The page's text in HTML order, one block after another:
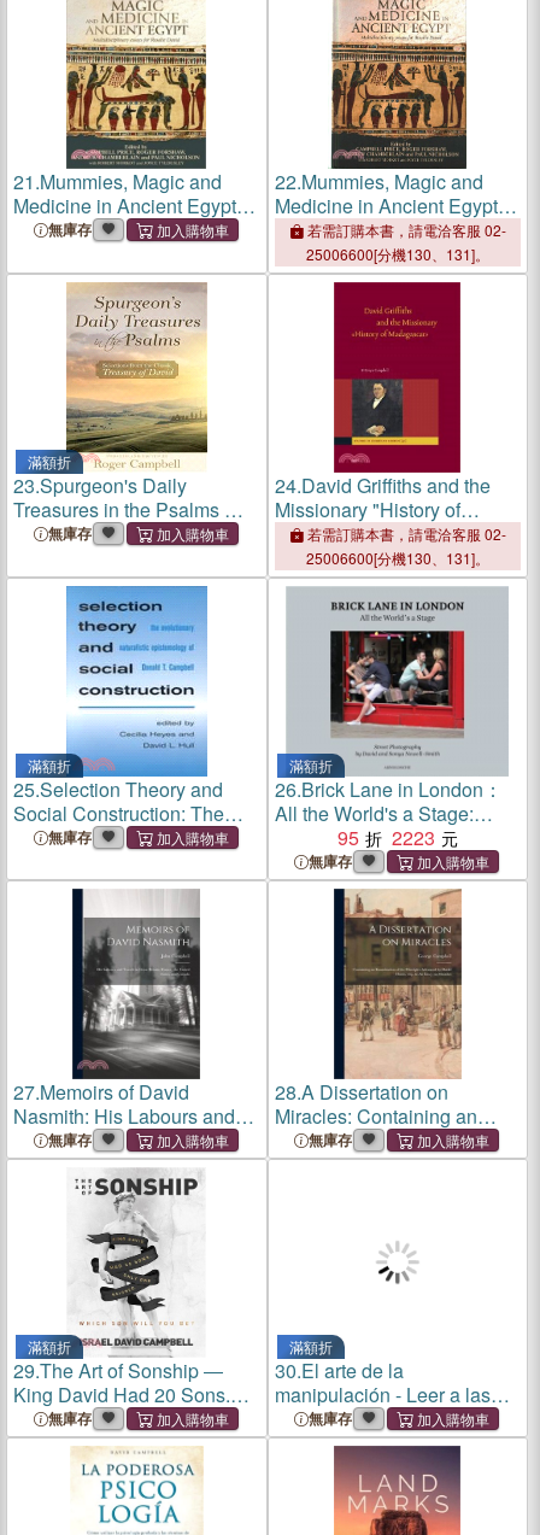
21.Mummies, Magic and
Medicine in Ancient Egypt
― Multidisciplinary Essays
無庫存
22.Mummies, Magic and
Medicine in Ancient Egypt ─
Multidisciplinary Essays for
Rosalie David
若需訂購本書，請電洽客服 02-
25006600[分機130、131]。
滿額折
23.Spurgeon's Daily
Treasures in the Psalms ―
Selections from the Classic
無庫存
24.David Griffiths and the
Missionary "History of
Madagascar"
若需訂購本書，請電洽客服 02-
25006600[分機130、131]。
滿額折
25.Selection Theory and
Social Construction: The
Evolutionary Naturalistic
Campbell
無庫存
滿額折
26.Brick Lane in London：
All the World's a Stage:
Street Photography by David
and Sonya Newell-Smith
95 2223
無庫存
27.Memoirs of David
Nasmith: His Labours and
Travels in Great Britain,
France, the United States,
and Canada
無庫存
28.A Dissertation on
Miracles: Containing an
Examination of the
Principles Advanced by
無庫存
滿額折
29.The Art of Sonship ―
King David Had 20 Sons.
Only One Reigned. Which
Son Will You Be?
無庫存
滿額折
30.El arte de la
manipulación - Leer a las
personas: Conviértase en un
maestro de la psicología y
reconozca inmediatamente
las técnicas de
manipulación y
無庫存